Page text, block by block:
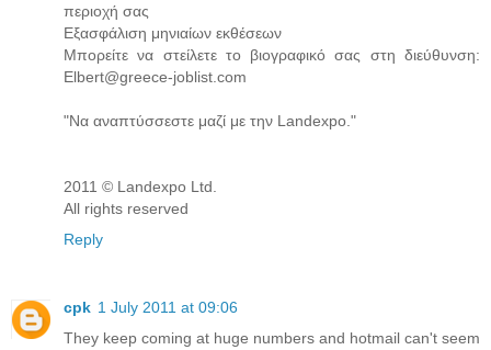
περιοχή σας
Εξασφάλιση μηνιαίων εκθέσεων
Μπορείτε να στείλετε το βιογραφικό σας στη διεύθυνση:
Elbert@greece-joblist.com
"Να αναπτύσσεστε μαζί με την Landexpo."
2011 © Landexpo Ltd.
All rights reserved
Reply
cpk 1 July 2011 at 09:06
They keep coming at huge numbers and hotmail can't seem